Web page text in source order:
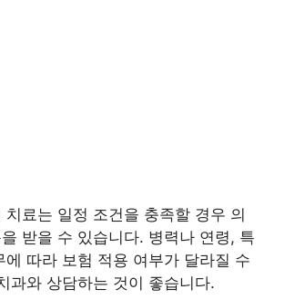
치료는 일정 조건을 충족할 경우 의
받을 수 있습니다. 병력나 연령, 특
에 따라 보험 적용 여부가 달라질 수
과와 상담하는 것이 좋습니다.